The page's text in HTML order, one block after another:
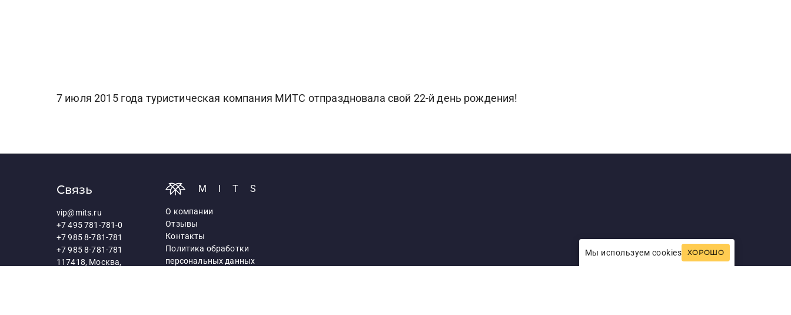
7 июля 2015 года туристическая компания МИТС отпраздновала свой 22-й день рождения!
Связь
vip@mits.ru
+7 495 781-781-0
+7 985 8-781-781
+7 985 8-781-781
117418, Москва,
MITS
О компании
Отзывы
Контакты
Политика обработки
персональных данных
Мы используем cookies ХОРОШО